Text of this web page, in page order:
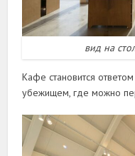
вид на
Кафе становится
убежищем, где можно